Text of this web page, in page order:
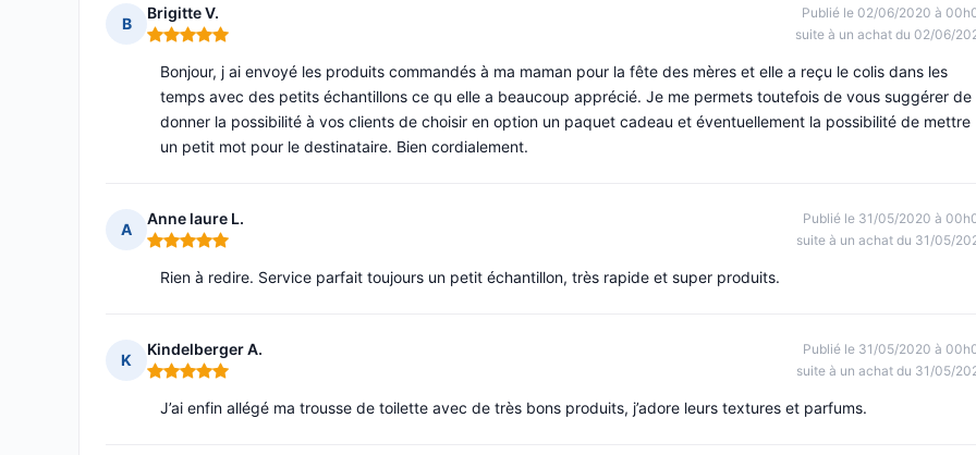
B
Brigitte V.
Note : 5 sur 5
Publié le 02/06/2020 à
suite à un achat du 02/06/
Bonjour, j ai envoyé les produits commandés à ma maman pour la fête des mères et elle a reçu le colis dans les
temps avec des petits échantillons ce qu elle a beaucoup apprécié. Je me permets toutefois de vous suggérer de
donner la possibilité à vos clients de choisir en option un paquet cadeau et éventuellement la possibilité de mettre
un petit mot pour le destinataire. Bien cordialement.
A
Anne laure L.
Note : 5 sur 5
Publié le 31/05/2020 à
suite à un achat du 31/05/
Rien à redire. Service parfait toujours un petit échantillon, très rapide et super produits.
K
Kindelberger A.
Note : 5 sur 5
Publié le 31/05/2020 à
suite à un achat du 31/05/
J’ai enfin allégé ma trousse de toilette avec de très bons produits, j’adore leurs textures et parfums.